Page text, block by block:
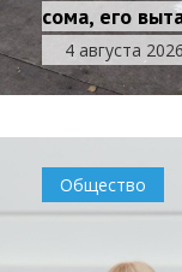
сома, его
4 августа
Общество